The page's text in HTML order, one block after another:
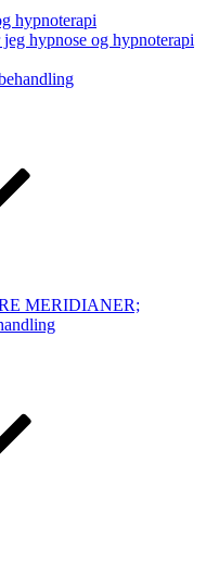
hypnoterapi
hypnose og hypnoterapi
MERIDIANER;